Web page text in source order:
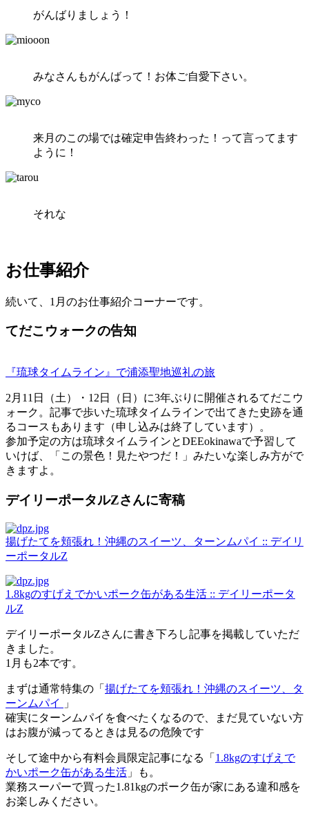
がんばりましょう！
みなさんもがんばって！お体ご自愛下さい。
来月のこの場では確定申告終わった！って言ってます
ように！
それな
お仕事紹介
続いて、1月のお仕事紹介コーナーです。
てだこウォークの告知
『琉球タイムライン』で浦添聖地巡礼の旅
2月11日（土）・12日（日）に3年ぶりに開催されるてだこウ
ォーク。記事で歩いた琉球タイムラインで出てきた史跡を通
るコースもあります（申し込みは終了しています）。
参加予定の方は琉球タイムラインとDEEokinawaで予習して
いけば、「この景色！見たやつだ！」みたいな楽しみ方がで
きますよ。
デイリーポータルZさんに寄稿
揚げたてを頬張れ！沖縄のスイーツ、ターンムパイ :: デイリ
ーポータルZ
1.8kgのすげえでかいポーク缶がある生活 :: デイリーポータ
ルZ
デイリーポータルZさんに書き下ろし記事を掲載していただ
きました。
1月も2本です。
まずは通常特集の「 揚げたてを頬張れ！沖縄のスイーツ、タ
ーンムパイ
」
確実にターンムパイを食べたくなるので、まだ見ていない方
はお腹が減ってるときは見るの危険です
そして途中から有料会員限定記事になる「 1.8kgのすげえで
かいポーク缶がある生活 」も。
業務スーパーで買った1.81kgのポーク缶が家にある違和感を
お楽しみください。